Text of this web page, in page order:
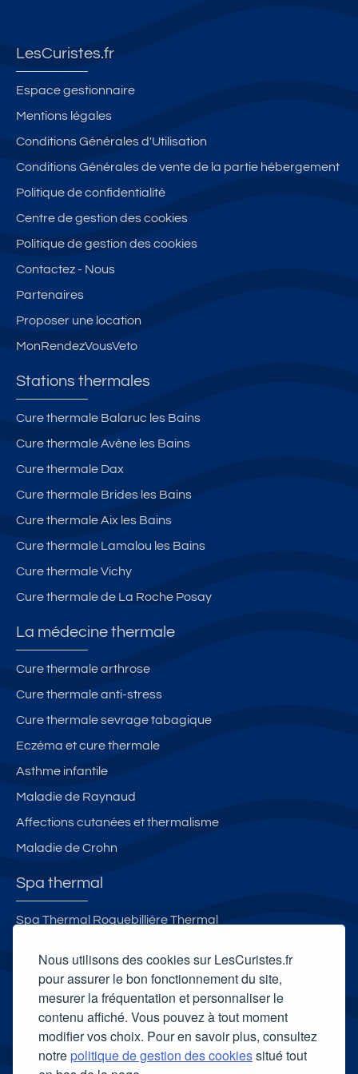
Nous utilisons des cookies sur LesCuristes.fr
pour assurer le bon fonctionnement du site,
mesurer la fréquentation et personnaliser le
contenu affiché. Vous pouvez à tout moment
modifier vos choix. Pour en savoir plus, consultez
notrepolitique de gestion des cookiessitué tout
Th
er
m
LesCuristes.fr
Espace gestionnaire
Mentions légales
Conditions Générales d'Utilisation
Conditions Générales de vente de la partie hébergement
Politique de confidentialité
Centre de gestion des cookies
Politique de gestion des cookies
Contactez - Nous
Partenaires
Proposer une location
MonRendezVousVeto
Stations thermales
Cure thermale Balaruc les Bains
Cure thermale Avène les Bains
Cure thermale Dax
Cure thermale Brides les Bains
Cure thermale Aix les Bains
Cure thermale Lamalou les Bains
Cure thermale Vichy
Cure thermale de La Roche Posay
La médecine thermale
Cure thermale arthrose
Cure thermale anti-stress
Cure thermale sevrage tabagique
Eczéma et cure thermale
Asthme infantile
Maladie de Raynaud
Affections cutanées et thermalisme
Maladie de Crohn
Spa thermal
Spa Thermal Roquebillière Thermal
Spa thermal Les Bains du Rocher
Carte cadeau spa Vichy
Carte cadeau spa Bagnoles-de-l'Orne